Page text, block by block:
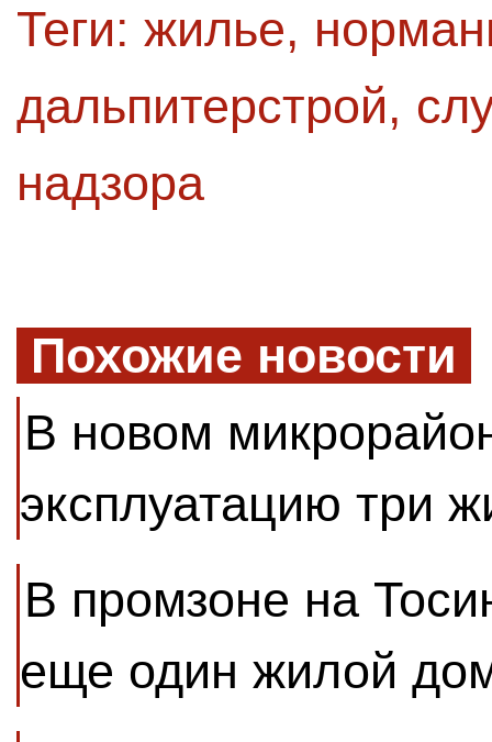
Теги: жилье,
дальпитерстрой,
надзора
Похожие новости
В новом
эксплуатацию три
В промзоне на
еще один жилой